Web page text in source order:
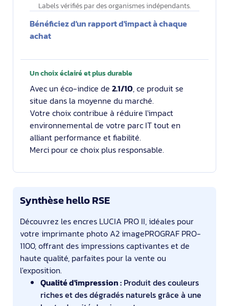
Labels vérifiés par des organismes indépendants.
Bénéficiez d'un rapport d'impact à chaque
achat
Un choix éclairé et plus durable
Avec un éco-indice de 2.1/10, ce produit se
situe dans la moyenne du marché.
Votre choix contribue à réduire l'impact
environnemental de votre parc IT tout en
alliant performance et fiabilité.
Merci pour ce choix plus responsable.
Synthèse hello RSE
Découvrez les encres LUCIA PRO II, idéales pour
votre imprimante photo A2 imagePROGRAF PRO-
1100, offrant des impressions captivantes et de
haute qualité, parfaites pour la vente ou
l'exposition.
Qualité d'impression : Produit des couleurs
riches et des dégradés naturels grâce à une